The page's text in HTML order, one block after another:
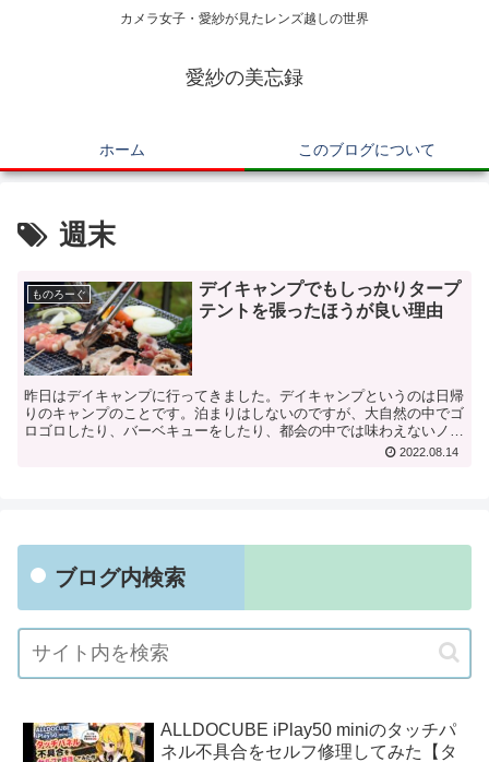
カメラ女子・愛紗が見たレンズ越しの世界
愛紗の美忘録
ホーム このブログについて
週末
ものろーぐ
デイキャンプでもしっかりタープ
テントを張ったほうが良い理由
昨日はデイキャンプに行ってきました。デイキャンプというのは日帰
りのキャンプのことです。泊まりはしないのですが、大自然の中でゴ
ロゴロしたり、バーベキューをしたり、都会の中では味わえないノン
ビリとした気分が味わえます。お泊りのキャンプと比べて荷...2022.08.14
ブログ内検索
ALLDOCUBE iPlay50 miniのタッチパ
ネル不具合をセルフ修理してみた【タ